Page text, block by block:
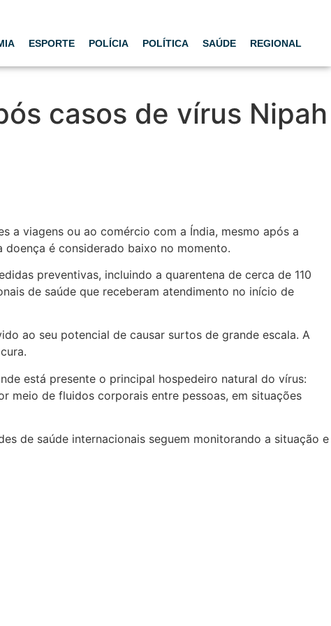
ESPORTE POLÍCIA POLÍTICA SAÚDE REGIONAL
casos de vírus Nipah
a viagens ou ao comércio com a Índia, mesmo após a
é considerado baixo no momento.
preventivas, incluindo a quarentena de cerca de 110
de saúde que receberam atendimento no início de
ao seu potencial de causar surtos de grande escala. A
está presente o principal hospedeiro natural do vírus:
meio de fluidos corporais entre pessoas, em situações
de saúde internacionais seguem monitorando a situação e